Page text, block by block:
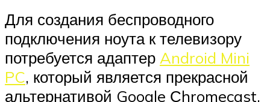
Для создания беспроводного
подключения ноута к телевизору
потребуется адаптер Android Mini
PC, который является прекрасной
альтернативой Google Сhromecast.